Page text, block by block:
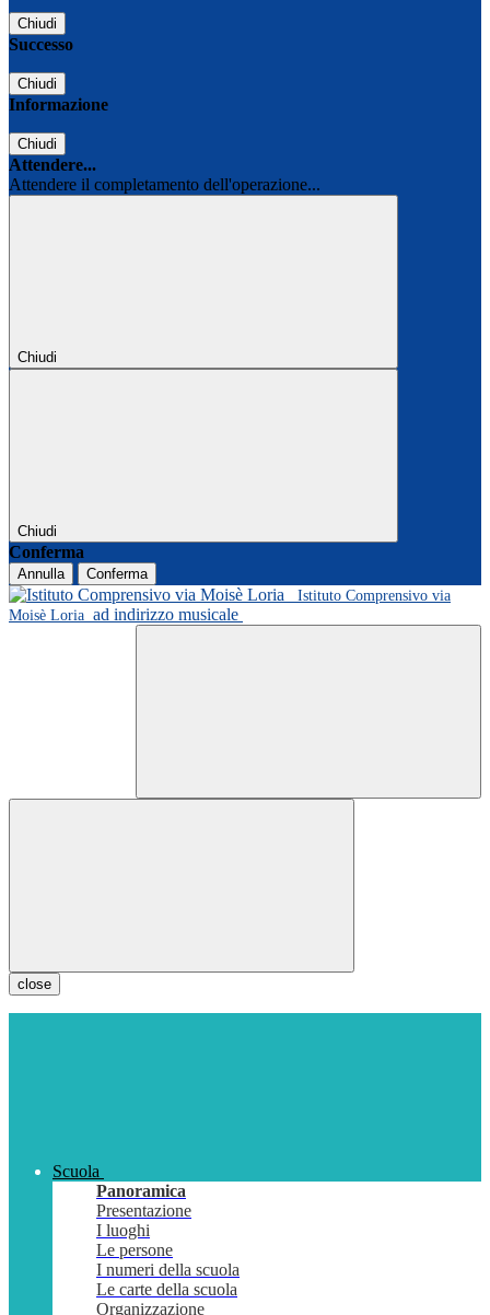
Chiudi
Successo
Chiudi
Informazione
Chiudi
Attendere...
Attendere il completamento dell'operazione...
Chiudi
Chiudi
Conferma
Annulla
Conferma
Istituto Comprensivo via
Moisè Loria ad indirizzo musicale
close
Scuola
Panoramica
Presentazione
I luoghi
Le persone
I numeri della scuola
Le carte della scuola
Organizzazione